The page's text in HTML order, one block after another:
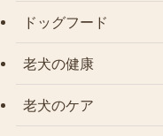
ドッグフード
老犬の健康
老犬のケア